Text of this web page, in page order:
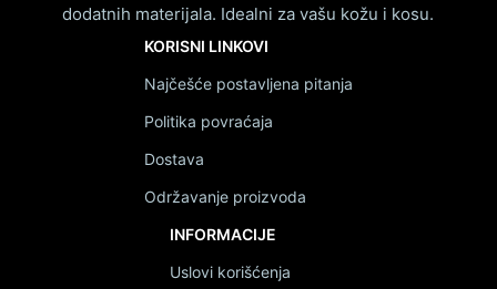
dodatnih materijala. Idealni za vašu kožu i kosu.
KORISNI LINKOVI
Najčešće postavljena pitanja
Politika povraćaja
Dostava
Održavanje proizvoda
INFORMACIJE
Uslovi korišćenja